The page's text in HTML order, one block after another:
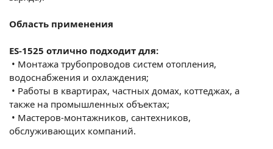
Область применения
ES-1525 отлично подходит для:
• Монтажа трубопроводов систем отопления,
водоснабжения и охлаждения;
• Работы в квартирах, частных домах, коттеджах, а
также на промышленных объектах;
• Мастеров-монтажников, сантехников,
обслуживающих компаний.